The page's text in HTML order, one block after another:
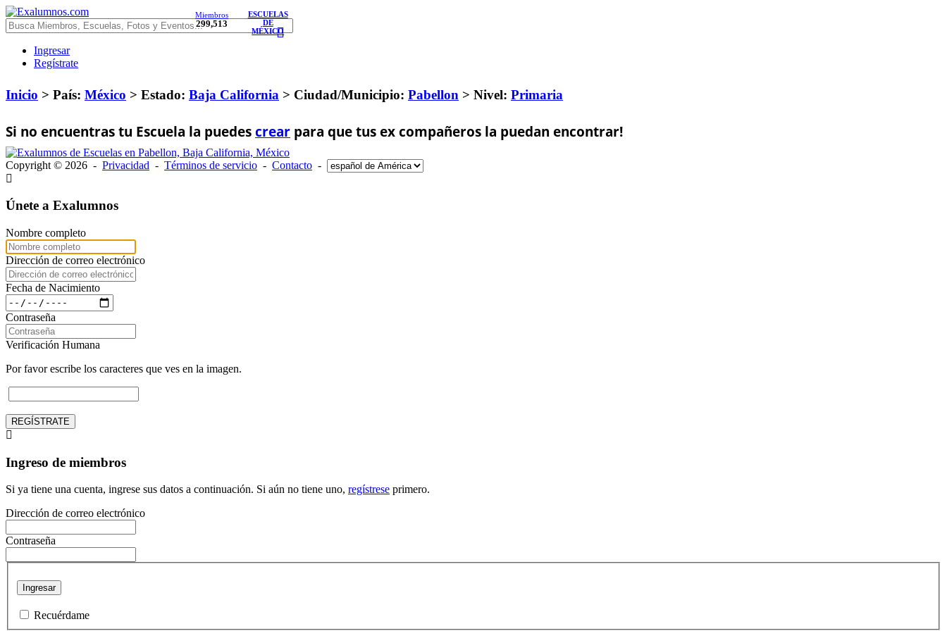
Miembros
299,513
ESCUELAS
DE
MÉXICO
Ingresar
Regístrate
Inicio > País: México > Estado: Baja California > Ciudad/Municipio: Pabellon > Nivel: Primaria
Si no encuentras tu Escuela la puedescrear para que tus ex compañeros la puedan encontrar!
Copyright © 2026 - Privacidad - Términos de servicio - Contacto -
Únete a Exalumnos
Nombre completo
Dirección de correo electrónico
Fecha de Nacimiento
Contraseña
Verificación Humana
Por favor escribe los caracteres que ves en la imagen.
REGÍSTRATE
Ingreso de miembros
Si ya tiene una cuenta, ingrese sus datos a continuación. Si aún no tiene uno, regístrese primero.
Dirección de correo electrónico
Contraseña
Ingresar
Recuérdame